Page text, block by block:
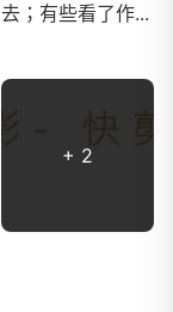
；有些看了作...
+ 2